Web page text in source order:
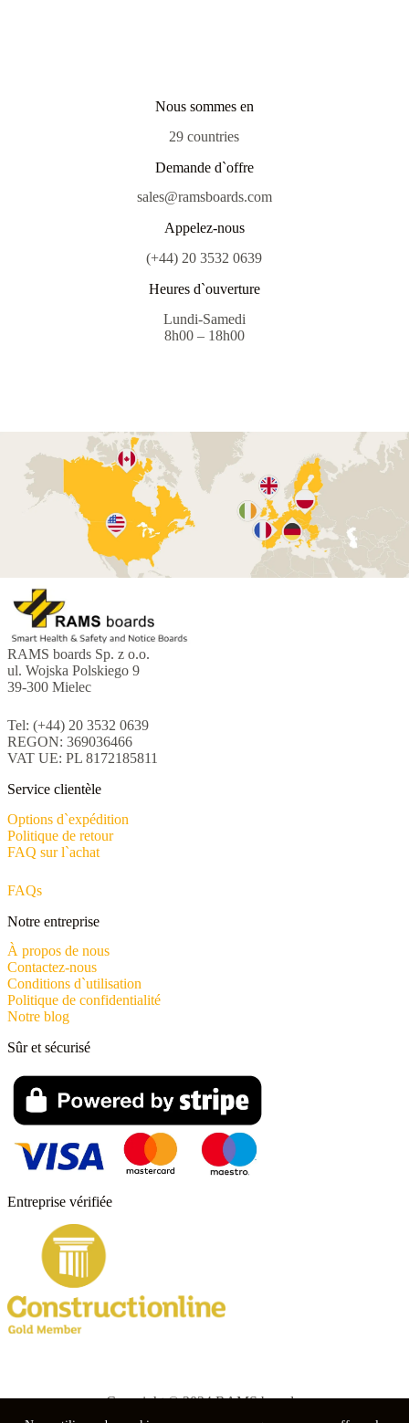
Nous sommes en
29 countries
Demande d`offre
sales@ramsboards.com
Appelez-nous
(+44) 20 3532 0639
Heures d`ouverture
Lundi-Samedi
8h00 – 18h00
RAMS boards Sp. z o.o.
ul. Wojska Polskiego 9
39-300 Mielec
Tel: (+44) 20 3532 0639
REGON: 369036466
VAT UE: PL 8172185811
Service clientèle
Options d`expédition
Politique de retour
FAQ sur l`achat
FAQs
Notre entreprise
À propos de nous
Contactez-nous
Conditions d`utilisation
Politique de confidentialité
Notre blog
Entreprise vérifiée
Sûr et sécurisé
Copyright © 2024 RAMS boards.